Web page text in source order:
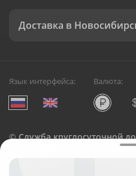
Доставка в
Язык интерфейса: Валюта:
©Служба круглосуточной
Русский Букет, 2026